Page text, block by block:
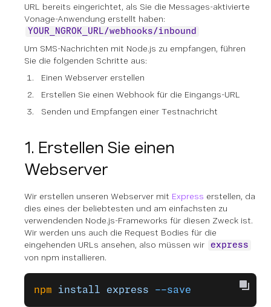
URL bereits eingerichtet, als Sie die Messages-aktivierte
Vonage-Anwendung erstellt haben:
YOUR_NGROK_URL/webhooks/inbound
Um SMS-Nachrichten mit Node.js zu empfangen, führen
Sie die folgenden Schritte aus:
Einen Webserver erstellen
Erstellen Sie einen Webhook für die Eingangs-URL
Senden und Empfangen einer Testnachricht
1. Erstellen Sie einen
Webserver
Wir erstellen unseren Webserver mit Express erstellen, da
dies eines der beliebtesten und am einfachsten zu
verwendenden Node.js-Frameworks für diesen Zweck ist.
Wir werden uns auch die Request Bodies für die
eingehenden URLs ansehen, also müssen wir
express
von npm installieren.
npm install express --save